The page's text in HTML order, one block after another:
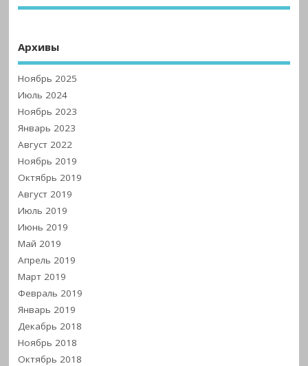
Архивы
Ноябрь 2025
Июль 2024
Ноябрь 2023
Январь 2023
Август 2022
Ноябрь 2019
Октябрь 2019
Август 2019
Июль 2019
Июнь 2019
Май 2019
Апрель 2019
Март 2019
Февраль 2019
Январь 2019
Декабрь 2018
Ноябрь 2018
Октябрь 2018